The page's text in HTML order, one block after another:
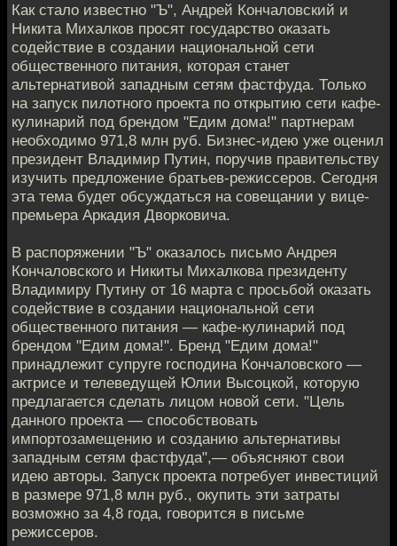
Как стало известно "Ъ", Андрей Кончаловский и
Никита Михалков просят государство оказать
содействие в создании национальной сети
общественного питания, которая станет
альтернативой западным сетям фастфуда. Только
на запуск пилотного проекта по открытию сети кафе-
кулинарий под брендом "Едим дома!" партнерам
необходимо 971,8 млн руб. Бизнес-идею уже оценил
президент Владимир Путин, поручив правительству
изучить предложение братьев-режиссеров. Сегодня
эта тема будет обсуждаться на совещании у вице-
премьера Аркадия Дворковича.
В распоряжении "Ъ" оказалось письмо Андрея
Кончаловского и Никиты Михалкова президенту
Владимиру Путину от 16 марта с просьбой оказать
содействие в создании национальной сети
общественного питания — кафе-кулинарий под
брендом "Едим дома!". Бренд "Едим дома!"
принадлежит супруге господина Кончаловского —
актрисе и телеведущей Юлии Высоцкой, которую
предлагается сделать лицом новой сети. "Цель
данного проекта — способствовать
импортозамещению и созданию альтернативы
западным сетям фастфуда",— объясняют свои
идею авторы. Запуск проекта потребует инвестиций
в размере 971,8 млн руб., окупить эти затраты
возможно за 4,8 года, говорится в письме
режиссеров.